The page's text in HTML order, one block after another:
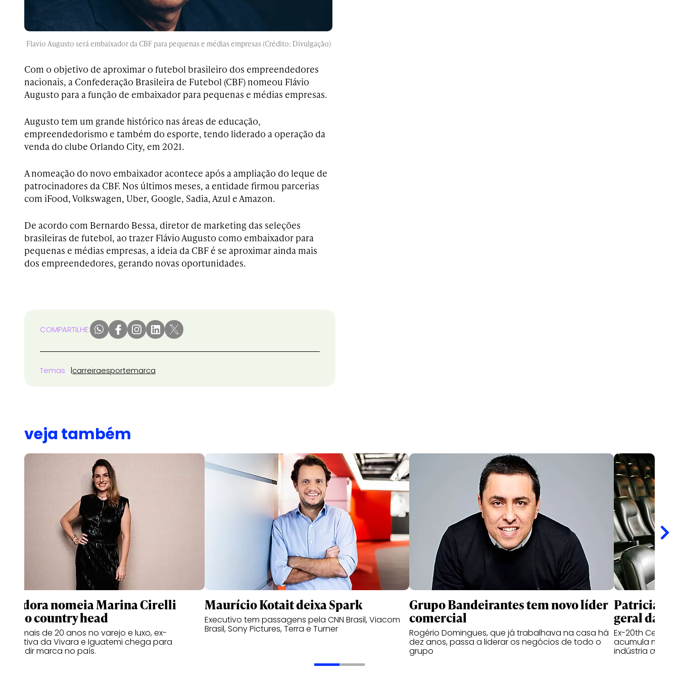
Flavio Augusto será embaixador da CBF para pequenas e médias empresas (Crédito: Divulgação)
Com o objetivo de aproximar o futebol brasileiro dos empreendedores
nacionais, a Confederação Brasileira de Futebol (CBF) nomeou Flávio
Augusto para a função de embaixador para pequenas e médias empresas.
Augusto tem um grande histórico nas áreas de educação,
empreendedorismo e também do esporte, tendo liderado a operação da
venda do clube Orlando City, em 2021.
A nomeação do novo embaixador acontece após a ampliação do leque de
patrocinadores da CBF. Nos últimos meses, a entidade firmou parcerias
com iFood, Volkswagen, Uber, Google, Sadia, Azul e Amazon.
De acordo com Bernardo Bessa, diretor de marketing das seleções
brasileiras de futebol, ao trazer Flávio Augusto como embaixador para
pequenas e médias empresas, a ideia da CBF é se aproximar ainda mais
dos empreendedores, gerando novas oportunidades.
COMPARTILHE:
Temas carreiraesportemarca
veja também
Pandora nomeia Marina Cirelli
como country head
Com mais de 20 anos no varejo e luxo, ex-
executiva da Vivara e Iguatemi chega para
expandir marca no país.
Maurício Kotait deixa Spark
Executivo tem passagens pela CNN Brasil, Viacom
Brasil, Sony Pictures, Terra e Turner
Grupo Bandeirantes tem novo líder
comercial
Rogério Domingues, que já trabalhava na casa há
dez anos, passa a liderar os negócios de todo o
grupo
Patricia
geral da
Ex-20th Century
acumula mais
indústria